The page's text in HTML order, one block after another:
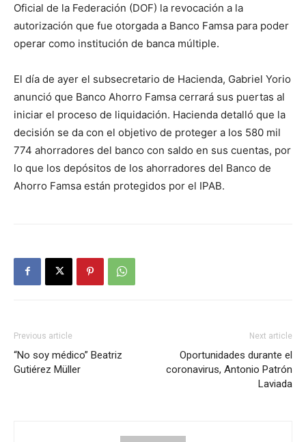
Oficial de la Federación (DOF) la revocación a la
autorización que fue otorgada a Banco Famsa para poder
operar como institución de banca múltiple.
El día de ayer el subsecretario de Hacienda, Gabriel Yorio
anunció que Banco Ahorro Famsa cerrará sus puertas al
iniciar el proceso de liquidación. Hacienda detalló que la
decisión se da con el objetivo de proteger a los 580 mil
774 ahorradores del banco con saldo en sus cuentas, por
lo que los depósitos de los ahorradores del Banco de
Ahorro Famsa están protegidos por el IPAB.
Previous article
“No soy médico” Beatriz
Gutiérez Müller
Next article
Oportunidades durante el
coronavirus, Antonio Patrón
Laviada